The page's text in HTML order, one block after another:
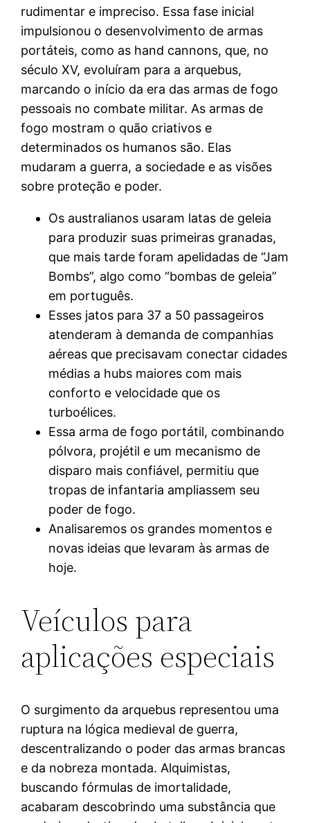
rudimentar e impreciso. Essa fase inicial
impulsionou o desenvolvimento de armas
portáteis, como as hand cannons, que, no
século XV, evoluíram para a arquebus,
marcando o início da era das armas de fogo
pessoais no combate militar. As armas de
fogo mostram o quão criativos e
determinados os humanos são. Elas
mudaram a guerra, a sociedade e as visões
sobre proteção e poder.
Os australianos usaram latas de geleia
para produzir suas primeiras granadas,
que mais tarde foram apelidadas de “Jam
Bombs”, algo como “bombas de geleia”
em português.
Esses jatos para 37 a 50 passageiros
atenderam à demanda de companhias
aéreas que precisavam conectar cidades
médias a hubs maiores com mais
conforto e velocidade que os
turboélices.
Essa arma de fogo portátil, combinando
pólvora, projétil e um mecanismo de
disparo mais confiável, permitiu que
tropas de infantaria ampliassem seu
poder de fogo.
Analisaremos os grandes momentos e
novas ideias que levaram às armas de
hoje.
Veículos para
aplicações especiais
O surgimento da arquebus representou uma
ruptura na lógica medieval de guerra,
descentralizando o poder das armas brancas
e da nobreza montada. Alquimistas,
buscando fórmulas de imortalidade,
acabaram descobrindo uma substância que